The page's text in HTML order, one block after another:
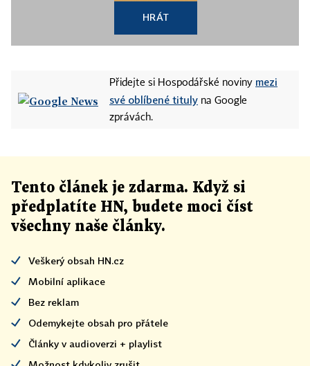
HRÁT
Přidejte si Hospodářské noviny mezi
své oblíbené tituly na Google
zprávách.
Tento článek je zdarma. Když si
předplatíte HN, budete moci číst
všechny naše články.
Veškerý obsah HN.cz
Mobilní aplikace
Bez reklam
Odemykejte obsah pro přátele
Články v audioverzi + playlist